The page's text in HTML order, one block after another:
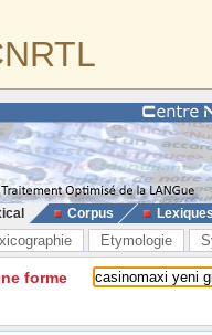
Corpus
Etymologie
forme